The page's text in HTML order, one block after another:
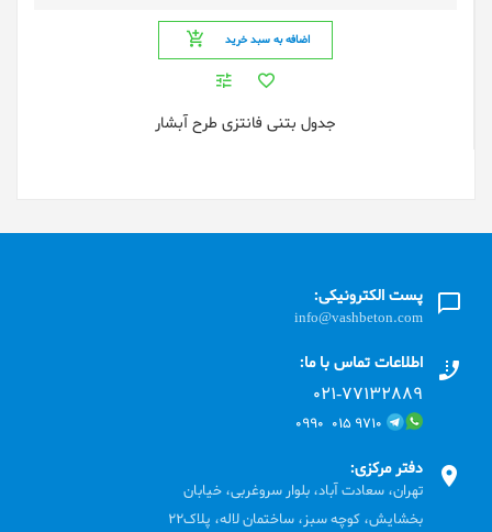
اضافه به سبد خرید
جدول بتنی فانتزی طرح آبشار
پست الکترونیکی:
info@vashbeton.com
اطلاعات تماس با ما:
۰۲۱-۷۷۱٣۲۸۸۹
۹۷۱۰ ۰۱۵ ۰۹۹۰
دفتر مرکزی:
تهران، سعادت آباد، بلوار سروغربی، خیابان
بخشایش، کوچه سبز، ساختمان لاله، پلاک22